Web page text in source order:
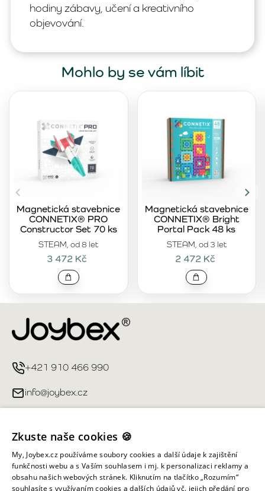
hodiny zábavy, učení a kreativního
objevování.
Mohlo by se vám líbit
STEAM, od 8 let
Magnetická stavebnice
CONNETIX® PRO
Constructor Set 70 ks
3 472 Kč
STEAM, od 3 let
Magnetická stavebnice
CONNETIX® Bright
Portal Pack 48 ks
2 472 Kč
+421 910 466 990
info@joybex.cz
Můj účet
Informace obchodu
Zkuste naše cookies 🍪
My, Joybex.cz používáme soubory cookies a další údaje k zajištění
funkčnosti webu a s Vaším souhlasem i mj. k personalizaci reklamy a
obsahu našich webových stránek. Kliknutím na tlačítko „Rozumím“
souhlasíte s využívaním cookies a dalších údajů vč. jejich předání pro